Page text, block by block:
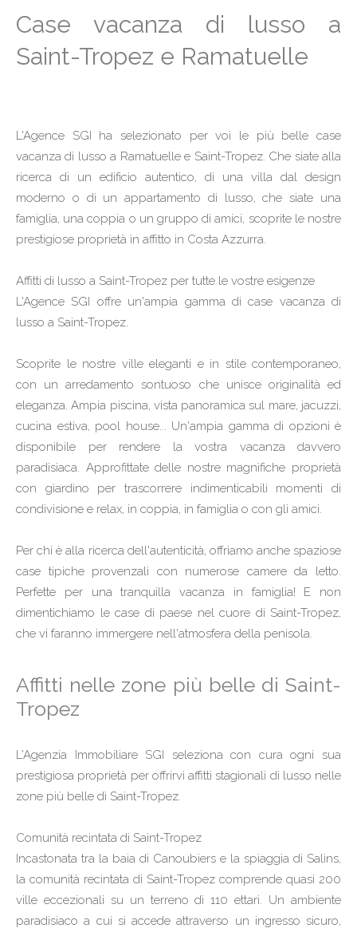
Case vacanza di lusso a
Saint-Tropez e Ramatuelle
L'Agence SGI ha selezionato per voi le più belle case
vacanza di lusso a Ramatuelle e Saint-Tropez. Che siate alla
ricerca di un edificio autentico, di una villa dal design
moderno o di un appartamento di lusso, che siate una
famiglia, una coppia o un gruppo di amici, scoprite le nostre
prestigiose proprietà in affitto in Costa Azzurra.
Affitti di lusso a Saint-Tropez per tutte le vostre esigenze
L'Agence SGI offre un'ampia gamma di case vacanza di
lusso a Saint-Tropez.
Scoprite le nostre ville eleganti e in stile contemporaneo,
con un arredamento sontuoso che unisce originalità ed
eleganza. Ampia piscina, vista panoramica sul mare, jacuzzi,
cucina estiva, pool house... Un'ampia gamma di opzioni è
disponibile per rendere la vostra vacanza davvero
paradisiaca. Approfittate delle nostre magnifiche proprietà
con giardino per trascorrere indimenticabili momenti di
condivisione e relax, in coppia, in famiglia o con gli amici.
Per chi è alla ricerca dell'autenticità, offriamo anche spaziose
case tipiche provenzali con numerose camere da letto.
Perfette per una tranquilla vacanza in famiglia! E non
dimentichiamo le case di paese nel cuore di Saint-Tropez,
che vi faranno immergere nell'atmosfera della penisola.
Affitti nelle zone più belle di Saint-
Tropez
L'Agenzia Immobiliare SGI seleziona con cura ogni sua
prestigiosa proprietà per offrirvi affitti stagionali di lusso nelle
zone più belle di Saint-Tropez.
Comunità recintata di Saint-Tropez
Incastonata tra la baia di Canoubiers e la spiaggia di Salins,
la comunità recintata di Saint-Tropez comprende quasi 200
ville eccezionali su un terreno di 110 ettari. Un ambiente
paradisiaco a cui si accede attraverso un ingresso sicuro,